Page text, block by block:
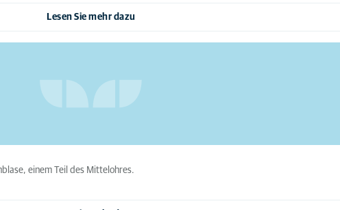
Lesen Sie mehr dazu
einem Teil des Mittelohres.